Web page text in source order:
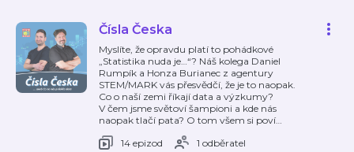
Čísla Česka
Myslíte, že opravdu platí to pohádkové
„Statistika nuda je…“? Náš kolega Daniel
Rumpík a Honza Burianec z agentury
STEM/MARK vás přesvědčí, že je to naopak.
Co o naší zemi říkají data a výzkumy?
V čem jsme světoví šampioni a kde nás
naopak tlačí pata? O tom všem si poví…
14 epizod
1 odběratel